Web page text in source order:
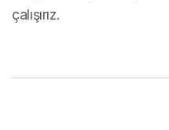
çalışırız.